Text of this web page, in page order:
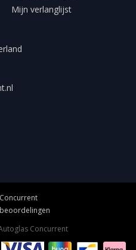
Mijn verlanglijst
beoordelingen
Concurrent